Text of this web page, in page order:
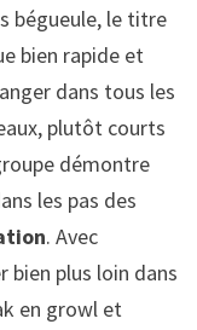
bégueule, le titre
bien rapide et
dans tous les
plutôt courts
démontre
les pas des
. Avec
bien plus loin dans
en growl et